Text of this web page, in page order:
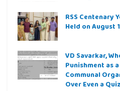
RSS Centenary
Held on August
VD Savarkar,
Punishment as
Communal
Over Even a